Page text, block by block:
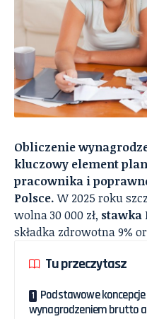
Obliczenie
kluczowy element
pracownika i
Polsce.W 2025 roku
wolna 30 000 zł, stawka
składka zdrowotna 9%
Tu przeczytasz
Podstawowe
wynagrodzeniem brutto